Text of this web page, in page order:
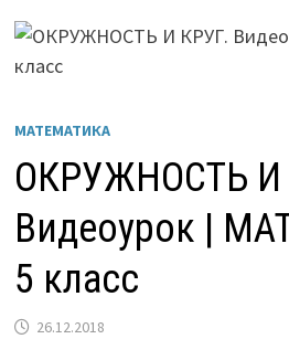
МАТЕМАТИКА
ОКРУЖНОСТЬ И
Видеоурок |
5 класс
26.12.2018